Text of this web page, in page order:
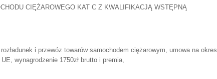
CIĘŻAROWEGO KAT C Z KWALIFIKACJĄ WSTĘPNĄ
rozładunek i przewóz towarów samochodem ciężarowym, umowa na okres
wynagrodzenie 1750zł brutto i premia,